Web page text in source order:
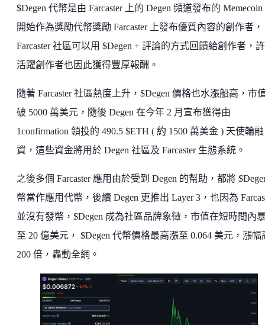
$Degen 代幣是由 Farcaster 上的 Degen 頻道發布的
開始作為獎勵代幣獎勵 Farcaster 上發布優質內容的創作者，
Farcaster 社區可以用 $Degen + 評論的方式回饋給創作者，
活躍創作者也因此獲得豐厚報酬。
隨著 Farcaster 社區熱度上升，$Degen 價格也水漲船高，市
破 5000 萬美元，隨後 Degen 在今年 2 月宣布獲得由
1confirmation 領投的 490.5 $ETH ( 約 1500 萬美金 ) 天使輪融
資，這些資金將用於 Degen 社區及 Farcaster 生態系統。
之後多個 Farcaster 應用由於受到 Degen 的幫助，都將
幣當作應用代幣，後續 Degen 更推出 Layer 3，也因為
並沒有發幣，$Degen 成為社區品牌象徵，市值在短時間內
至 20 億美元， $Degen 代幣價格最高漲至 0.064 美元，漲幅
200 倍，轟動全網。